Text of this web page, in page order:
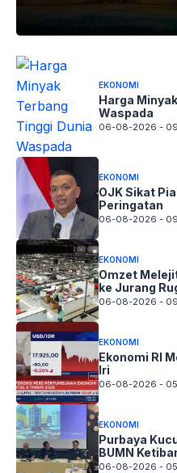
EKONOMI
Harga
Waspada
06-08-2026 -
EKONOMI
OJK Sikat
Peringatan
06-08-2026 -
EKONOMI
Omzet
ke Jurang
06-08-2026 -
EKONOMI
Ekonomi RI
Iri
06-08-2026 -
EKONOMI
Purbaya
BUMN
06-08-2026 -